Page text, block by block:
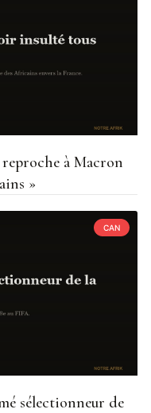
à Macron
»
CAN
sélectionneur de